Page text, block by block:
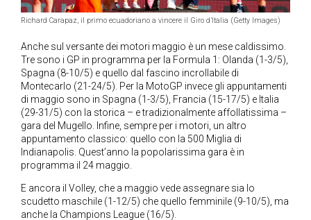
Richard Carapaz, il primo ecuadoriano a vincere il Giro d’Italia (Getty Images)
Anche sul versante dei motori maggio è un mese caldissimo.
Tre sono i GP in programma per la Formula 1: Olanda (1-3/5),
Spagna (8-10/5) e quello dal fascino incrollabile di
Montecarlo (21-24/5). Per la MotoGP invece gli appuntamenti
di maggio sono in Spagna (1-3/5), Francia (15-17/5) e Italia
(29-31/5) con la storica – e tradizionalmente affollatissima –
gara del Mugello. Infine, sempre per i motori, un altro
appuntamento classico: quello con la 500 Miglia di
Indianapolis. Quest’anno la popolarissima gara è in
programma il 24 maggio.
E ancora il Volley, che a maggio vede assegnare sia lo
scudetto maschile (1-12/5) che quello femminile (9-10/5), ma
anche la Champions League (16/5).